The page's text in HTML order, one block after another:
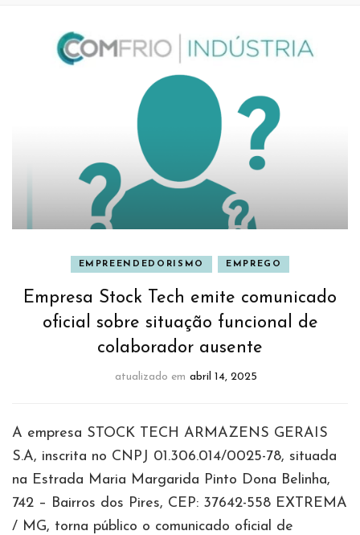
EMPREENDEDORISMO EMPREGO
Empresa Stock Tech emite comunicado
oficial sobre situação funcional de
colaborador ausente
atualizado em abril 14, 2025
A empresa STOCK TECH ARMAZENS GERAIS
S.A, inscrita no CNPJ 01.306.014/0025-78, situada
na Estrada Maria Margarida Pinto Dona Belinha,
742 – Bairros dos Pires, CEP: 37642-558 EXTREMA
/ MG, torna público o comunicado oficial de